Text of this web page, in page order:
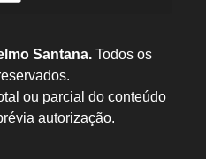
Santana. Todos os
ou parcial do conteúdo
autorização.